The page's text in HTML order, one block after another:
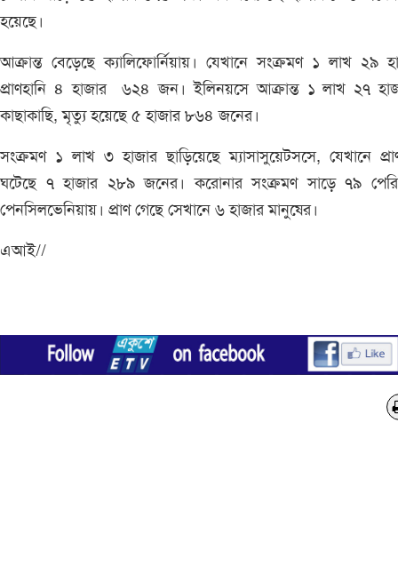
হয়েছে।
আক্রান্ত বেড়েছে ক্যালিফোর্নিয়ায়। যেখানে সংক্রমণ ১ লাখ ২৯
প্রাণহানি ৪ হাজার ৬২৪ জন। ইলিনয়সে আক্রান্ত ১ লাখ ২৭
কাছাকাছি, মৃত্যু হয়েছে ৫ হাজার ৮৬৪ জনের।
সংক্রমণ ১ লাখ ৩ হাজার ছাড়িয়েছে ম্যাসাসুয়েটসসে, যেখানে
ঘটেছে ৭ হাজার ২৮৯ জনের। করোনার সংক্রমণ সাড়ে ৭৯
পেনসিলভেনিয়ায়। প্রাণ গেছে সেখানে ৬ হাজার মানুষের।
এআই//